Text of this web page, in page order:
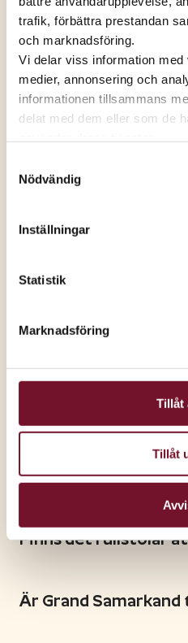
trafik, förbättra prestandan
och marknadsföring.
Vi delar viss information
medier, annonsering och
informationen tillsammans
delat med dem eller som de
Nödvändig
Inställningar
Statistik
Marknadsföring
Tillåt
Tillåt
Hur ändrar jag mina
för steg?
Kan jag välja bort all
Presentkort
Hur laddar jag ett
Vad händer om jag
presentkort?
Seniorer
Finns det butiker
Finns det rullstolar
Är Grand